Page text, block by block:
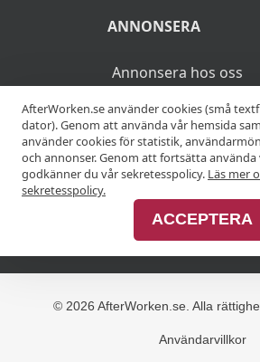
ANNONSERA
Annonsera hos oss
Advertise with us
MER
Alla afterworker
© 2026 AfterWorken.se. Alla
Användarvillkor
AfterWorken.se använder cookies (små
dator). Genom att använda vår hemsida
använder cookies för statistik,
och annonser. Genom att fortsätta
godkänner du vår sekretesspolicy. Läs mer
sekretesspolicy.
ACCEPTERA